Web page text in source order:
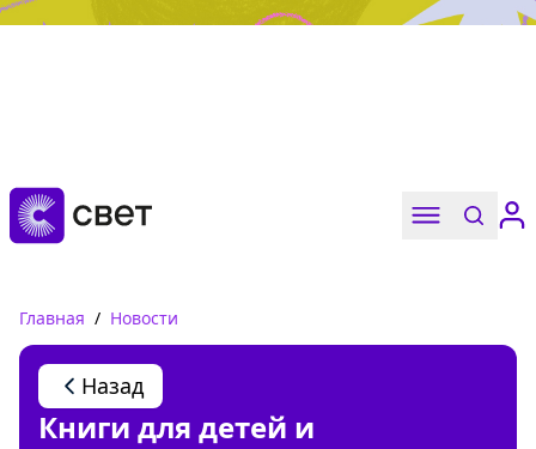
Дружба, любовь, взросление
Читать
Главная / Новости
Назад
Книги для детей и